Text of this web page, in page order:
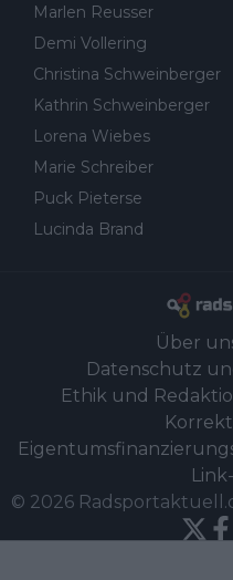
Marlen Reusser
Demi Vollering
Christina Schweinberger
Kathrin Schweinberger
Lorena Wiebes
Marie Schreiber
Puck Pieterse
Lucinda Brand
Über
Datenschutz
Ethik und
© 2026